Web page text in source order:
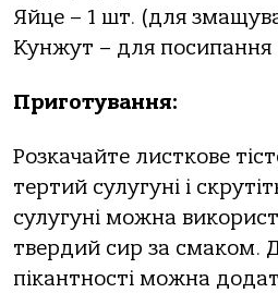
Яйце – 1 шт. (для
Кунжут – для посипання
Приготування:
Розкачайте листкове
тертий сулугуні і
сулугуні можна
твердий сир за смаком.
пікантності можна